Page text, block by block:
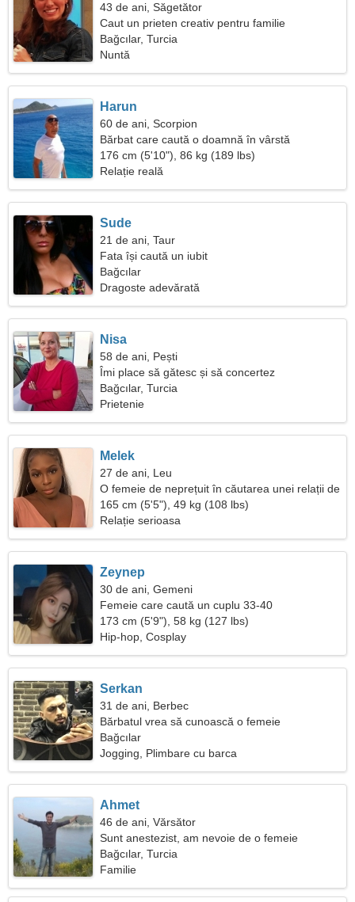
43 de ani, Săgetător
Caut un prieten creativ pentru familie
Bağcılar, Turcia
Nuntă
Harun
60 de ani, Scorpion
Bărbat care caută o doamnă în vârstă
176 cm (5'10"), 86 kg (189 lbs)
Relație reală
Sude
21 de ani, Taur
Fata își caută un iubit
Bağcılar
Dragoste adevărată
Nisa
58 de ani, Pești
Îmi place să gătesc și să concertez
Bağcılar, Turcia
Prietenie
Melek
27 de ani, Leu
O femeie de neprețuit în căutarea unei relații de
durată
165 cm (5'5"), 49 kg (108 lbs)
Relație serioasa
Zeynep
30 de ani, Gemeni
Femeie care caută un cuplu 33-40
173 cm (5'9"), 58 kg (127 lbs)
Hip-hop, Cosplay
Serkan
31 de ani, Berbec
Bărbatul vrea să cunoască o femeie
Bağcılar
Jogging, Plimbare cu barca
Ahmet
46 de ani, Vărsător
Sunt anestezist, am nevoie de o femeie
neobișnuită
Bağcılar, Turcia
Familie